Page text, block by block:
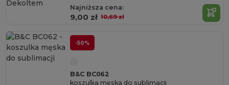
Najniższa cena:
9,00 zł 10,69 zł
-50%
B&C BC062
koszulka męska do sublimacji